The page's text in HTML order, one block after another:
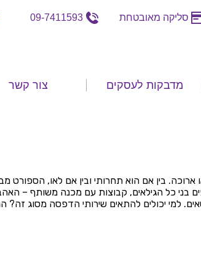
סליקה מאובטחת 09-7411593
מדבקות לעסקים צור קשר
בין אם הוא תחרותי ובין אם לאו, הספורט
בני כל הגילאים, קבוצות עם מכנה משותף –
למי יכולים להתאים שירותי הדפסה מסוג זה?